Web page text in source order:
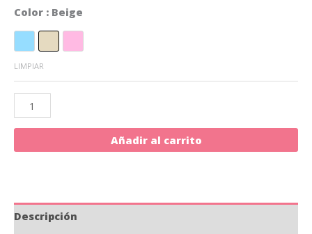
Color : Beige
Azul BeigeRosa
LIMPIAR
Añadir al carrito
Descripción